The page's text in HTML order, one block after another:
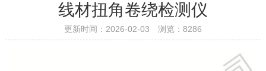
线材扭角卷绕检测仪
更新时间：2026-02-03 浏览： 8286